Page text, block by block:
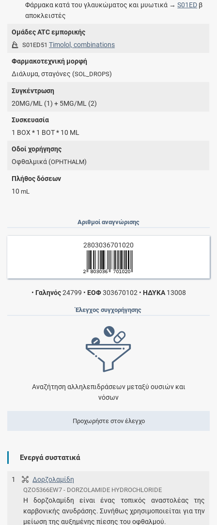
Φάρμακα κατά του γλαυκώματος και μυωτικά →S01ED β
αποκλειστές
Ομάδες ATC εμπορικής
S01ED51 Timolol, combinations
Φαρμακοτεχνική μορφή
Διάλυμα, σταγόνες (SOL_DROPS)
Συγκέντρωση
20MG/ML (1) + 5MG/ML (2)
Συσκευασία
1 BOX * 1 BOT * 10 ML
Οδοί χορήγησης
Οφθαλμικά (OPHTHALM)
Πλήθος δόσεων
10mL
Αριθμοί αναγνώρισης
2803036701020
• Γαληνός24799 • ΕΟΦ303670102 • ΗΔΥΚΑ13008
Έλεγχος συγχορήγησης
Αναζήτηση αλληλεπιδράσεων μεταξύ ουσιών και
νόσων
Προχωρήστε στον έλεγχο
Ενεργά συστατικά
1 Δορζολαμίδη
QZO5366EW7 - DORZOLAMIDE HYDROCHLORIDE
Η δορζολαμίδη είναι ένας τοπικός αναστολέας της
καρβονικής ανυδράσης. Συνήθως χρησιμοποιείται για την
μείωση της αυξημένης πίεσης του οφθαλμού.